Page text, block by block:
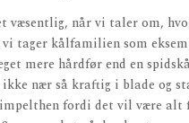
væsentlig, når vi taler om,
tager kålfamilien som
mere hårdfør end en
nær så kraftig i blade og
fordi det vil være